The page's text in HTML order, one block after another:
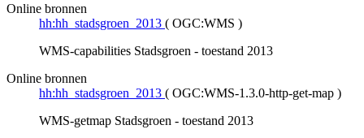
Online bronnen
hh:hh_stadsgroen_2013 ( OGC:WMS )
WMS-capabilities Stadsgroen - toestand 2013
Online bronnen
hh:hh_stadsgroen_2013 ( OGC:WMS-1.3.0-http-get-map )
WMS-getmap Stadsgroen - toestand 2013